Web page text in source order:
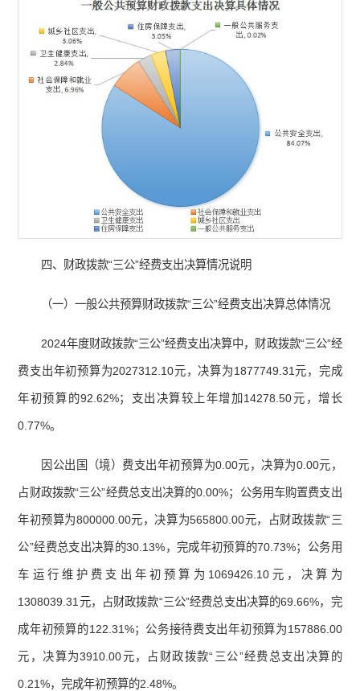
四、财政拨款“三公”经费支出决算情况说明
（一）一般公共预算财政拨款“三公”经费支出决算总体情况
2024年度财政拨款“三公”经费支出决算中，财政拨款“三公”经
费支出年初预算为2027312.10元，决算为1877749.31元，完成
年初预算的92.62%；支出决算较上年增加14278.50元，增长
0.77%。
因公出国（境）费支出年初预算为0.00元，决算为0.00元，
占财政拨款“三公”经费总支出决算的0.00%；公务用车购置费支出
年初预算为800000.00元，决算为565800.00元，占财政拨款“三
公”经费总支出决算的30.13%，完成年初预算的70.73%；公务用
车运行维护费支出年初预算为1069426.10元，决算为
1308039.31元，占财政拨款“三公”经费总支出决算的69.66%，完
成年初预算的122.31%；公务接待费支出年初预算为157886.00
元，决算为3910.00元，占财政拨款“三公”经费总支出决算的
0.21%，完成年初预算的2.48%。